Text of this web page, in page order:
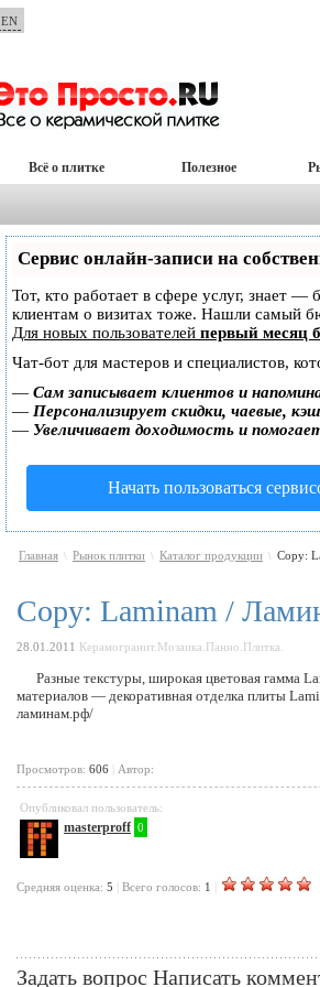
EN
Всё о плитке Полезное
Сервис онлайн-записи на
Тот, кто работает в сфере услуг, знает —
клиентам о визитах тоже. Нашли самый
Для новых пользователей первый месяц
Чат-бот для мастеров и специалистов,
— Сам записывает клиентов и
— Персонализирует скидки, чаевые,
— Увеличивает доходимость и
Начать пользоваться
Главная \ Рынок плитки \ Каталог продукции \ Copy:
Copy: Laminam /
28.01.2011 Керамогранит.Мозаика.Панно.Плитка.
Разные текстуры, широкая цветовая гамма
материалов — декоративная отделка плиты
ламинам.рф/
Просмотров: 606 Автор:
Опубликовал пользователь:
masterproff 0
Cредняя оценка: 5 Всего голосов: 1
Задать вопрос Написать